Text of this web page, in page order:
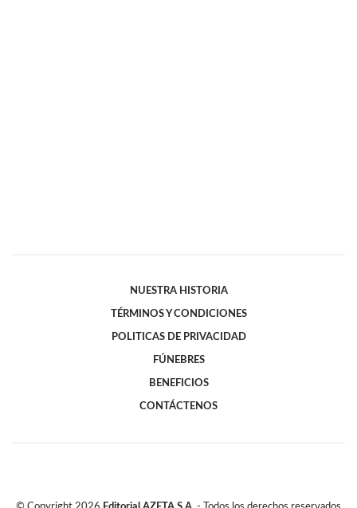
NUESTRA HISTORIA
TÉRMINOS Y CONDICIONES
POLITICAS DE PRIVACIDAD
FÚNEBRES
BENEFICIOS
CONTÁCTENOS